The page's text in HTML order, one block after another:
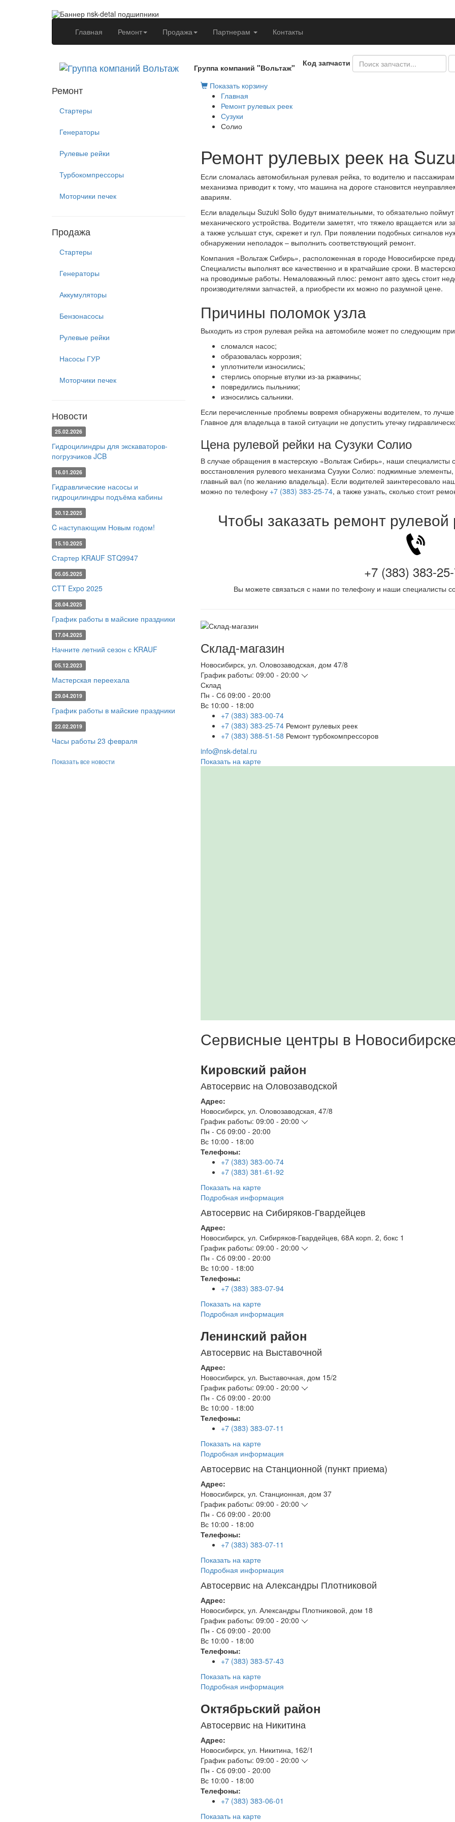
Главная (current)Ремонт Продажа Партнерам Контакты
Группа компаний "Вольтаж"
Код запчасти
Ремонт
Стартеры
Генераторы
Рулевые рейки
Турбокомпрессоры
Моторчики печек
Продажа
Стартеры
Генераторы
Аккумуляторы
Бензонасосы
Рулевые рейки
Насосы ГУР
Моторчики печек
Новости
25.02.2026
Гидроцилиндры для экскаваторов-
погрузчиков JCB
16.01.2026
Гидравлические насосы и
гидроцилиндры подъёма кабины
30.12.2025
C наступающим Новым годом!
15.10.2025
Стартер KRAUF STQ9947
05.05.2025
CTT Expo 2025
28.04.2025
График работы в майские праздники
17.04.2025
Начните летний сезон с KRAUF
05.12.2023
Мастерская переехала
29.04.2019
График работы в майские праздники
22.02.2019
Часы работы 23 февраля
Показать все новости
Показать корзину
Главная
Ремонт рулевых реек
Сузуки
Солио
Ремонт рулевых реек на
Если сломалась автомобильная рулевая рейка, то водителю и
механизма приводит к тому, что машина на дороге становится
авариям.
Если владельцы Suzuki Solio будут внимательными, то обязательно
механического устройства. Водители заметят, что тяжело вращается или
а также услышат стук, скрежет и гул. При появлении подобных сигналов
обнаружении неполадок – выполнить соответствующий ремонт.
Компания «Вольтаж Сибирь», расположенная в городе Новосибирске
Специалисты выполнят все качественно и в кратчайшие сроки. В
на проводимые работы. Немаловажный плюс: ремонт авто здесь стоит
производителями запчастей, а приобрести их можно по разумной цене.
Причины поломок узла
Выходить из строя рулевая рейка на автомобиле может по следующим
сломался насос;
образовалась коррозия;
уплотнители износились;
стерлись опорные втулки из-за ржавчины;
повредились пыльники;
износились сальники.
Если перечисленные проблемы вовремя обнаружены водителем, то лучше
Главное для владельца в такой ситуации не допустить утечку
Цена рулевой рейки на Сузуки Солио
В случае обращения в мастерскую «Вольтаж Сибирь», наши специалисты
восстановления рулевого механизма Сузуки Солио: поджимные
главный вал (по желанию владельца). Если водителей заинтересовало
можно по телефону +7 (383) 383-25-74, а также узнать, сколько стоит
Чтобы заказать ремонт
+7 (383) 383-
Вы можете связаться с нами по телефону и наши специалисты
Склад-магазин
Новосибирск, ул. Оловозаводская, дом 47/8
График работы: 09:00 - 20:00
Склад
Пн - Сб 09:00 - 20:00
Вс 10:00 - 18:00
+7 (383) 383-00-74
+7 (383) 383-25-74 Ремонт рулевых реек
+7 (383) 388-51-58 Ремонт турбокомпрессоров
info@nsk-detal.ru
Показать на карте
Сервисные центры в
Кировский район
Автосервис на Оловозаводской
Адрес:
Новосибирск, ул. Оловозаводская, 47/8
График работы: 09:00 - 20:00
Пн - Сб 09:00 - 20:00
Вс 10:00 - 18:00
Телефоны:
+7 (383) 383-00-74
+7 (383) 381-61-92
Показать на карте
Подробная информация
Автосервис на Сибиряков-Гвардейцев
Адрес:
Новосибирск, ул. Сибиряков-Гвардейцев, 68А корп. 2, бокс 1
График работы: 09:00 - 20:00
Пн - Сб 09:00 - 20:00
Вс 10:00 - 18:00
Телефоны:
+7 (383) 383-07-94
Показать на карте
Подробная информация
Ленинский район
Автосервис на Выставочной
Адрес:
Новосибирск, ул. Выставочная, дом 15/2
График работы: 09:00 - 20:00
Пн - Сб 09:00 - 20:00
Вс 10:00 - 18:00
Телефоны:
+7 (383) 383-07-11
Показать на карте
Подробная информация
Автосервис на Станционной (пункт приема)
Адрес:
Новосибирск, ул. Станционная, дом 37
График работы: 09:00 - 20:00
Пн - Сб 09:00 - 20:00
Вс 10:00 - 18:00
Телефоны:
+7 (383) 383-07-11
Показать на карте
Подробная информация
Автосервис на Александры Плотниковой
Адрес:
Новосибирск, ул. Александры Плотниковой, дом 18
График работы: 09:00 - 20:00
Пн - Сб 09:00 - 20:00
Вс 10:00 - 18:00
Телефоны:
+7 (383) 383-57-43
Показать на карте
Подробная информация
Октябрьский район
Автосервис на Никитина
Адрес:
Новосибирск, ул. Никитина, 162/1
График работы: 09:00 - 20:00
Пн - Сб 09:00 - 20:00
Вс 10:00 - 18:00
Телефоны:
+7 (383) 383-06-01
Показать на карте